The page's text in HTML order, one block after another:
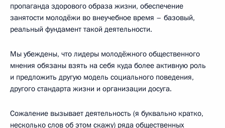
пропаганда здорового образа жизни, обеспечение
занятости молодёжи во внеучебное время – базовый,
реальный фундамент такой деятельности.
Мы убеждены, что лидеры молодёжного общественного
мнения обязаны взять на себя куда более активную роль
и предложить другую модель социального поведения,
другого стандарта жизни и организации досуга.
Сожаление вызывает деятельность (я буквально кратко,
несколько слов об этом скажу) ряда общественных